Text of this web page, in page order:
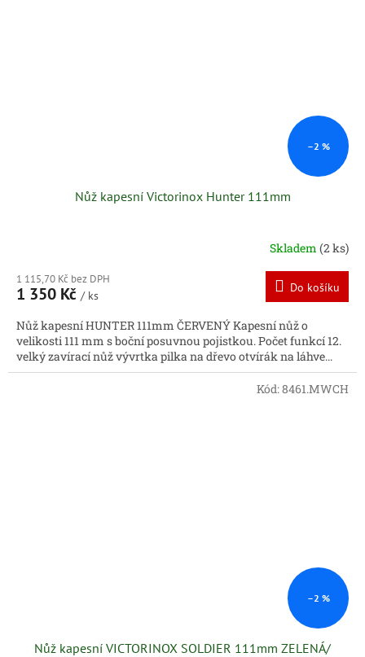
–2 %
Nůž kapesní Victorinox Hunter 111mm
Skladem (2 ks)
1 115,70 Kč bez DPH
1 350 Kč / ks
Do košíku
Nůž kapesní HUNTER 111mm ČERVENÝ Kapesní nůž o
velikosti 111 mm s boční posuvnou pojistkou. Počet funkcí 12.
velký zavírací nůž vývrtka pilka na dřevo otvírák na láhve...
–2 %
Nůž kapesní VICTORINOX SOLDIER 111mm ZELENÁ/
Kód:8461.MWCH